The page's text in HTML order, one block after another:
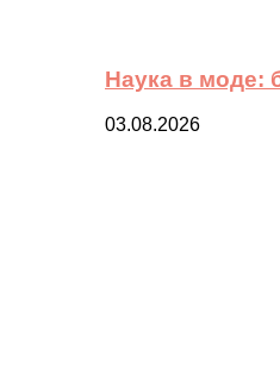
Наука в моде:
03.08.2026